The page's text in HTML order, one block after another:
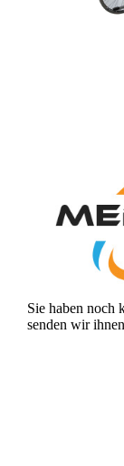
Sie haben noch
senden wir